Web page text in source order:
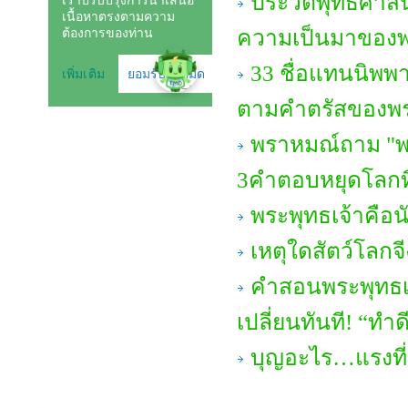
ความเป็นมาของ
33 ชื่อแทนนิพพ
ตามคำตรัสของพ
พราหมณ์ถาม "พ
3คำตอบหยุดโล
พระพุทธเจ้าคือ
เหตุใดสัตว์โลก
คำสอนพระพุทธ
เปลี่ยนทันที! “ทำ
บุญอะไร…แรงที่